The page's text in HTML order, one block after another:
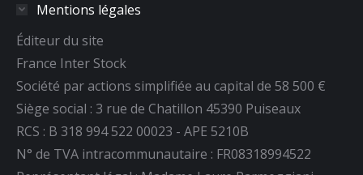
Facebook
s'ouvre
une
nouvelle
fenêtre
YouTube
s'ouvre
dans
une
nouvelle
fenêtre
LinkedIn
s'ouvre
dans
fenêtre
Mentions légales
Éditeur du site
France Inter Stock
Société par actions simplifiée au capital de 58 500 €
Siège social : 3 rue de Chatillon 45390 Puiseaux
RCS : B 318 994 522 00023 - APE 5210B
N° de TVA intracommunautaire : FR08318994522